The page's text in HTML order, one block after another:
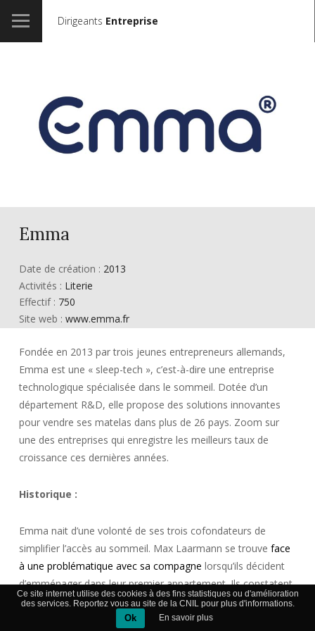
Dirigeants Entreprise
Emma
Date de création : 2013
Activités : Literie
Effectif : 750
Site web : www.emma.fr
Fondée en 2013 par trois jeunes entrepreneurs allemands,
Emma est une « sleep-tech », c’est-à-dire une entreprise
technologique spécialisée dans le sommeil. Dotée d’un
département R&D, elle propose des solutions innovantes
pour vendre ses matelas dans plus de 26 pays. Zoom sur
une des entreprises qui enregistre les meilleurs taux de
croissance ces dernières années.
Historique :
Emma nait d’une volonté de ses trois cofondateurs de
simplifier l’accès au sommeil. Max Laarmann se trouve face
à une problématique avec sa compagne lorsqu’ils décident
d’emménager dans leur premier appartement. Ils constatent
qu’il est très difficile de trouver un matelas. Après de longues
recherches, ils se laissent finalement tenter par un vendeur
Ce site internet utilise des cookies à des fins statistiques ou d'amélioration
des services. Reportez vous au site de la CNIL pour plus d'informations.
Ok En savoir plus